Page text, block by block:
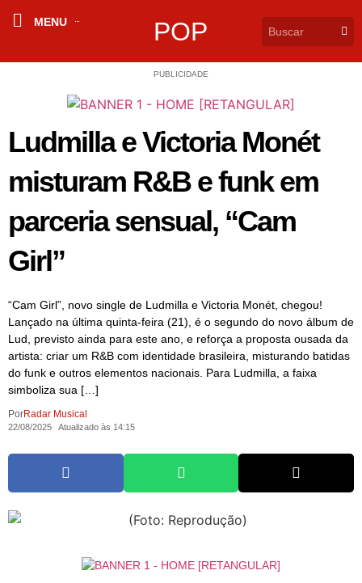
MENU POP
PUBLICIDADE
Ludmilla e Victoria Monét
misturam R&B e funk em
parceria sensual, “Cam
Girl”
“Cam Girl”, novo single de Ludmilla e Victoria Monét, chegou!
Lançado na última quinta-feira (21), é o segundo do novo álbum de
Lud, previsto ainda para este ano, e reforça a proposta ousada da
artista: criar um R&B com identidade brasileira, misturando batidas
do funk e outros elementos nacionais. Para Ludmilla, a faixa
simboliza sua […]
PorRadar Musical
22/08/2025 Atualizado às 14:15